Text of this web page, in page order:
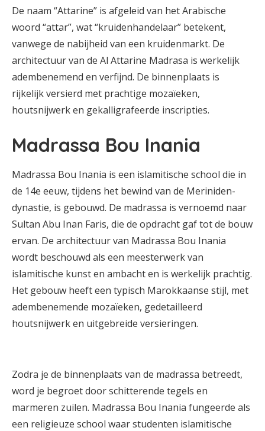
De naam “Attarine” is afgeleid van het Arabische
woord “attar”, wat “kruidenhandelaar” betekent,
vanwege de nabijheid van een kruidenmarkt. De
architectuur van de Al Attarine Madrasa is werkelijk
adembenemend en verfijnd. De binnenplaats is
rijkelijk versierd met prachtige mozaïeken,
houtsnijwerk en gekalligrafeerde inscripties.
Madrassa Bou Inania
Madrassa Bou Inania is een islamitische school die in
de 14e eeuw, tijdens het bewind van de Meriniden-
dynastie, is gebouwd. De madrassa is vernoemd naar
Sultan Abu Inan Faris, die de opdracht gaf tot de bouw
ervan. De architectuur van Madrassa Bou Inania
wordt beschouwd als een meesterwerk van
islamitische kunst en ambacht en is werkelijk prachtig.
Het gebouw heeft een typisch Marokkaanse stijl, met
adembenemende mozaïeken, gedetailleerd
houtsnijwerk en uitgebreide versieringen.
Zodra je de binnenplaats van de madrassa betreedt,
word je begroet door schitterende tegels en
marmeren zuilen. Madrassa Bou Inania fungeerde als
een religieuze school waar studenten islamitische